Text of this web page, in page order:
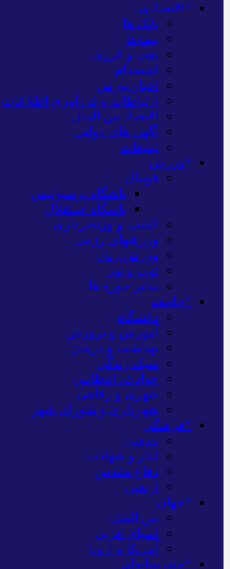
*اقتصادی
بانک ها
بیمه‌ها
نفت و انرژی
استخدام
اخبار بورس
ارتباطات و فن آوری اطلاعات
اقتصاد بین الملل
آگهی های دولتی
تبلیغات
*ورزش
فوتبال
باشگاه پرسپولیس
باشگاه استقلال
کشتی و وزنه‌برداری
ورزشهای رزمی
ورزش زنان
توپ و تور
سایر حوزه ها
*جامعه
دانشگاه
آموزش و پرورش
بهداشت و درمان
سبک زندگی
حوادث، انتظامی
شهری و رفاهی
شهرداری و شورای شهر
*فرهنگی
مذهبی
ایثار و شهادت
دفاع مقدس
اربعین
*جهان
بین الملل
آسیای غربی
آمریکا و اروپا
*چندرسانه‌ای